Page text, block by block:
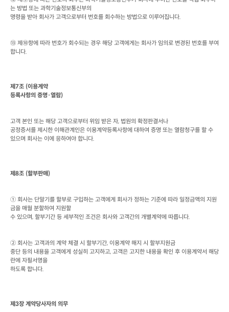
는 방법 또는 과학기술정보통신부의
명령을 받아 회사가 고객으로부터 번호를 회수하는 방법으로 이루어집니다.
⑬ 제⑩항에 따라 번호가 회수되는 경우 해당 고객에게는 회사가 임의로 변경된 번호를 부여
합니다.
제 7조 (이용계약
등록사항의 증명·열람)
고객 본인 또는 해당 고객으로부터 위임 받은 자, 법원의 확정판결서나
공정증서를 제시한 이해관계인은 이용계약등록사항에 대하여 증명 또는 열람청구를 할 수
있으며 회사는 이에 응하여야 합니다.
제 8조 (할부판매 )
① 회사는 단말기를 할부로 구입하는 고객에게 회사가 정하는 기준에 따라 일정금액의 지원
금을 매월 분할하여 지원할
수 있으며, 할부기간 등 세부적인 조건은 회사와 고객간의 개별계약에 따릅니다.
② 회사는 고객과의 계약 체결 시 할부기간, 이용계약 해지 시 할부지원금
중단 등의 내용을 고객에게 성실히 고지하고, 고객은 고지한 내용을 확인 후 이용계약서 해당
란에 자필서명을
하도록 합니다.
제 3장 계약당사자의 의무